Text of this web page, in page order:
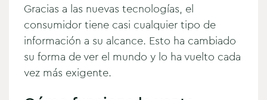
Gracias a las nuevas tecnologías, el
consumidor tiene casi cualquier tipo de
información a su alcance. Esto ha cambiado
su forma de ver el mundo y lo ha vuelto cada
vez más exigente.